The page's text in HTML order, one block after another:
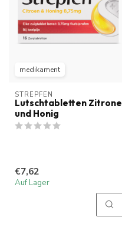
medikament
STREPFEN
Lutschtabletten Zitrone
und Honig
€7,62
Auf Lager